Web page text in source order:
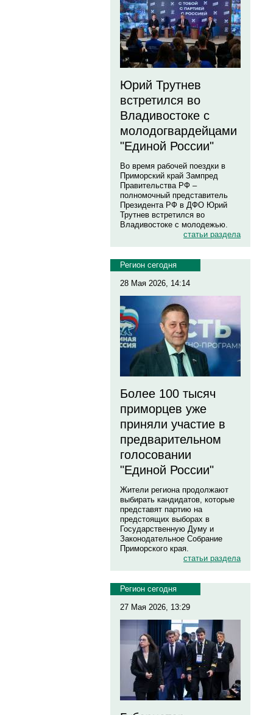
Юрий Трутнев
встретился во
Владивостоке с
молодогвардейцами
"Единой России"
Во время рабочей поездки в
Приморский край Зампред
Правительства РФ –
полномочный представитель
Президента РФ в ДФО Юрий
Трутнев встретился во
Владивостоке с молодежью.
статьи раздела
Регион сегодня
28 Мая 2026, 14:14
Более 100 тысяч
приморцев уже
приняли участие в
предварительном
голосовании
"Единой России"
Жители региона продолжают
выбирать кандидатов, которые
представят партию на
предстоящих выборах в
Государственную Думу и
Законодательное Собрание
Приморского края.
статьи раздела
Регион сегодня
27 Мая 2026, 13:29